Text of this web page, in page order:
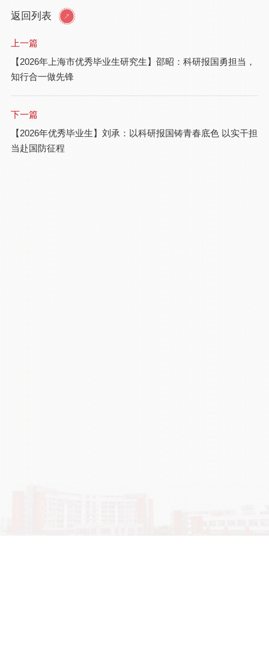
返回列表
上一篇
【2026年上海市优秀毕业生研究生】邵昭：科研报国勇担当，
知行合一做先锋
下一篇
【2026年优秀毕业生】刘承：以科研报国铸青春底色 以实干担
当赴国防征程